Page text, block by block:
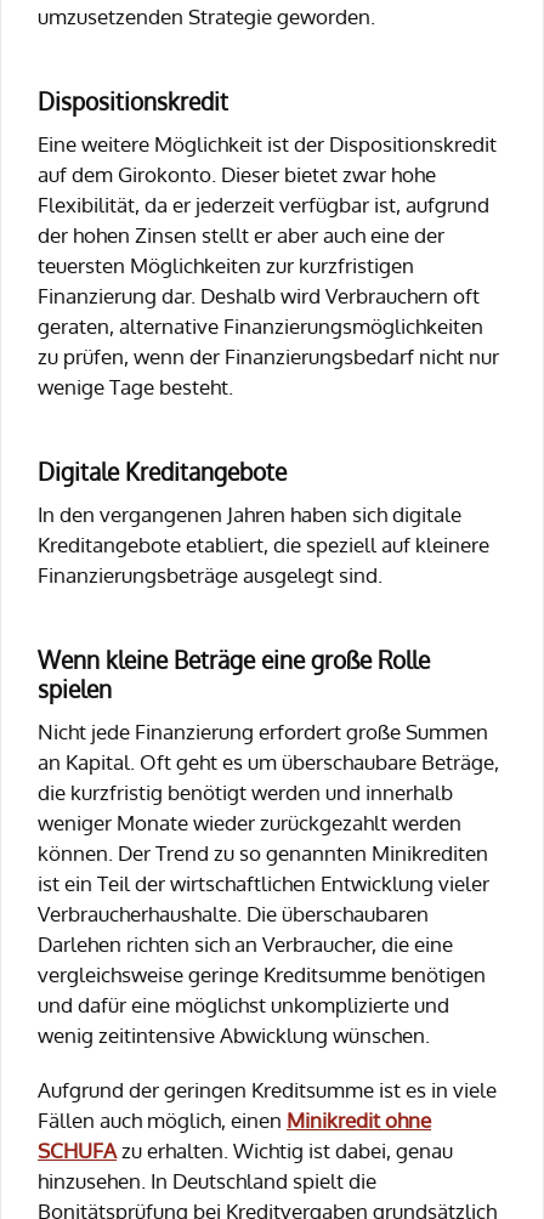
umzusetzenden Strategie geworden.
Dispositionskredit
Eine weitere Möglichkeit ist der Dispositionskredit
auf dem Girokonto. Dieser bietet zwar hohe
Flexibilität, da er jederzeit verfügbar ist, aufgrund
der hohen Zinsen stellt er aber auch eine der
teuersten Möglichkeiten zur kurzfristigen
Finanzierung dar. Deshalb wird Verbrauchern oft
geraten, alternative Finanzierungsmöglichkeiten
zu prüfen, wenn der Finanzierungsbedarf nicht nur
wenige Tage besteht.
Digitale Kreditangebote
In den vergangenen Jahren haben sich digitale
Kreditangebote etabliert, die speziell auf kleinere
Finanzierungsbeträge ausgelegt sind.
Wenn kleine Beträge eine große Rolle
spielen
Nicht jede Finanzierung erfordert große Summen
an Kapital. Oft geht es um überschaubare Beträge,
die kurzfristig benötigt werden und innerhalb
weniger Monate wieder zurückgezahlt werden
können. Der Trend zu so genannten Minikrediten
ist ein Teil der wirtschaftlichen Entwicklung vieler
Verbraucherhaushalte. Die überschaubaren
Darlehen richten sich an Verbraucher, die eine
vergleichsweise geringe Kreditsumme benötigen
und dafür eine möglichst unkomplizierte und
wenig zeitintensive Abwicklung wünschen.
Aufgrund der geringen Kreditsumme ist es in viele
Fällen auch möglich, einen Minikreditohne
SCHUFAzu erhalten. Wichtig ist dabei, genau
hinzusehen. In Deutschland spielt die
Bonitätsprüfung bei Kreditvergaben grundsätzlich